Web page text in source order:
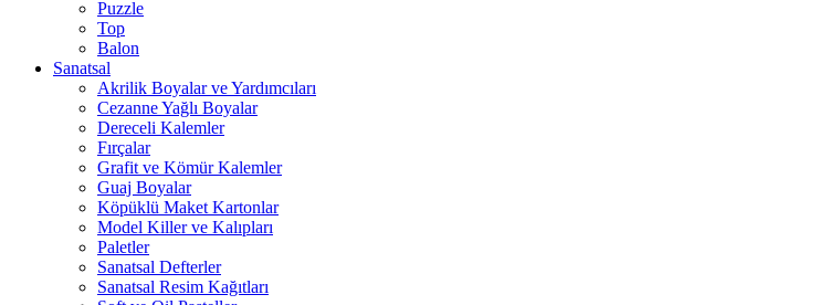
Puzzle
Top
Balon
Sanatsal
Akrilik Boyalar ve Yardımcıları
Cezanne Yağlı Boyalar
Dereceli Kalemler
Fırçalar
Grafit ve Kömür Kalemler
Guaj Boyalar
Köpüklü Maket Kartonlar
Model Killer ve Kalıpları
Paletler
Sanatsal Defterler
Sanatsal Resim Kağıtları